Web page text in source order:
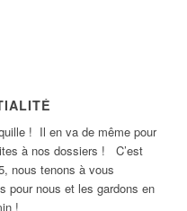
! Il en va de même pour
à nos dossiers ! C’est
nous tenons à vous
pour nous et les gardons en
!